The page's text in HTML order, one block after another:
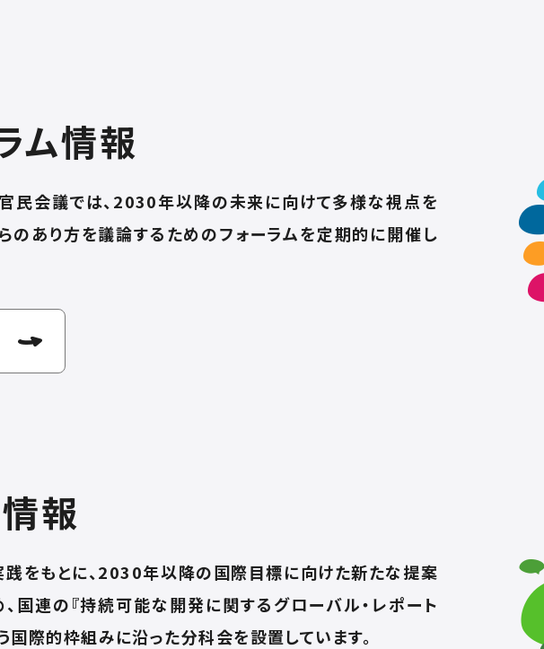
ム情報
民会議では、2030年以降の未来に向けて多様な視点を
のあり方を議論するためのフォーラムを定期的に開催し
報
践をもとに、2030年以降の国際目標に向けた新たな提案
国連の『持続可能な開発に関するグローバル・レポート
う国際的枠組みに沿った分科会を設置しています。